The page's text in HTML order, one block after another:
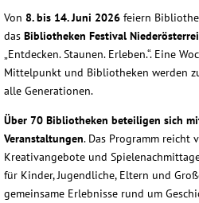
Von 8. bis 14. Juni 2026 feiern
das Bibliotheken Festival
„Entdecken. Staunen. Erleben.“. Eine
Mittelpunkt und Bibliotheken werden
alle Generationen.
Über 70 Bibliotheken beteiligen sich
Veranstaltungen. Das Programm reicht
Kreativangebote und
für Kinder, Jugendliche, Eltern und
gemeinsame Erlebnisse rund um